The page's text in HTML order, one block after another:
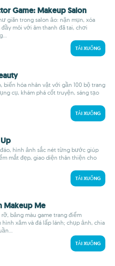
Game: Makeup Salon
giãn trong salon ảo: nặn mụn, xóa
môi với âm thanh đã tai, chơi
TẢI XUỐNG
biến hóa nhân vật với gần 100 bộ trang
cụ, khám phá cốt truyện, sáng tạo
TẢI XUỐNG
hình ảnh sắc nét từng bước giúp
mắt đẹp, giao diện thân thiện cho
TẢI XUỐNG
Makeup Me
bảng màu game trang điểm
xăm và đá lấp lánh; chụp ảnh, chia
TẢI XUỐNG